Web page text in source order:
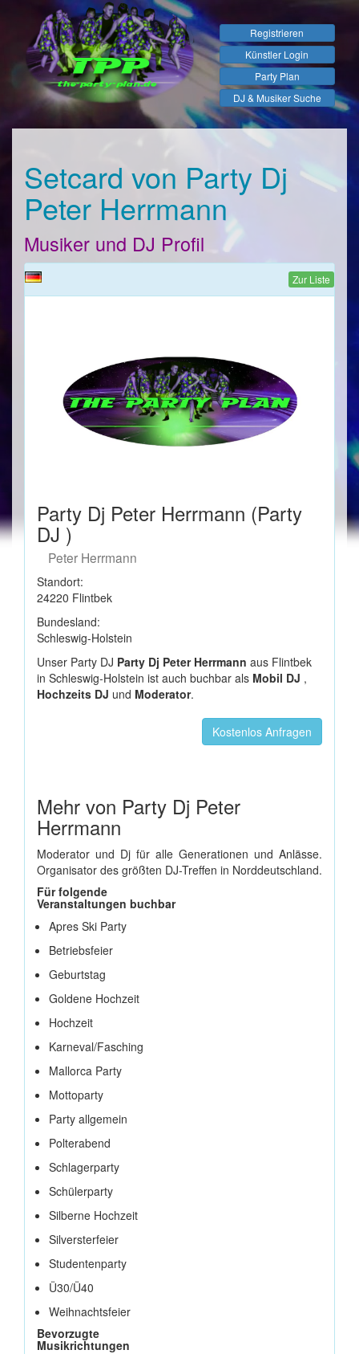
Registrieren
Künstler Login
Party Plan
DJ & Musiker Suche
Setcard von Party Dj
Peter Herrmann
Musiker und DJ Profil
Zur Liste
Party Dj Peter Herrmann (Party
DJ )
Peter Herrmann
Standort:
24220 Flintbek
Bundesland:
Schleswig-Holstein
Unser Party DJ Party Dj Peter Herrmann aus Flintbek
in Schleswig-Holstein ist auch buchbar als Mobil DJ ,
Hochzeits DJ und Moderator.
Kostenlos Anfragen
Mehr von Party Dj Peter
Herrmann
Moderator und Dj für alle Generationen und Anlässe.
Organisator des größten DJ-Treffen in Norddeutschland.
Für folgende
Veranstaltungen buchbar
Apres Ski Party
Betriebsfeier
Geburtstag
Goldene Hochzeit
Hochzeit
Karneval/Fasching
Mallorca Party
Mottoparty
Party allgemein
Polterabend
Schlagerparty
Schülerparty
Silberne Hochzeit
Silversterfeier
Studentenparty
Ü30/Ü40
Weihnachtsfeier
Bevorzugte
Musikrichtungen